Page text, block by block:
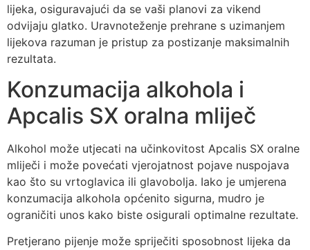
lijeka, osiguravajući da se vaši planovi za vikend
odvijaju glatko. Uravnoteženje prehrane s uzimanjem
lijekova razuman je pristup za postizanje maksimalnih
rezultata.
Konzumacija alkohola i
Apcalis SX oralna mliječ
Alkohol može utjecati na učinkovitost Apcalis SX oralne
mliječi i može povećati vjerojatnost pojave nuspojava
kao što su vrtoglavica ili glavobolja. Iako je umjerena
konzumacija alkohola općenito sigurna, mudro je
ograničiti unos kako biste osigurali optimalne rezultate.
Pretjerano pijenje može spriječiti sposobnost lijeka da